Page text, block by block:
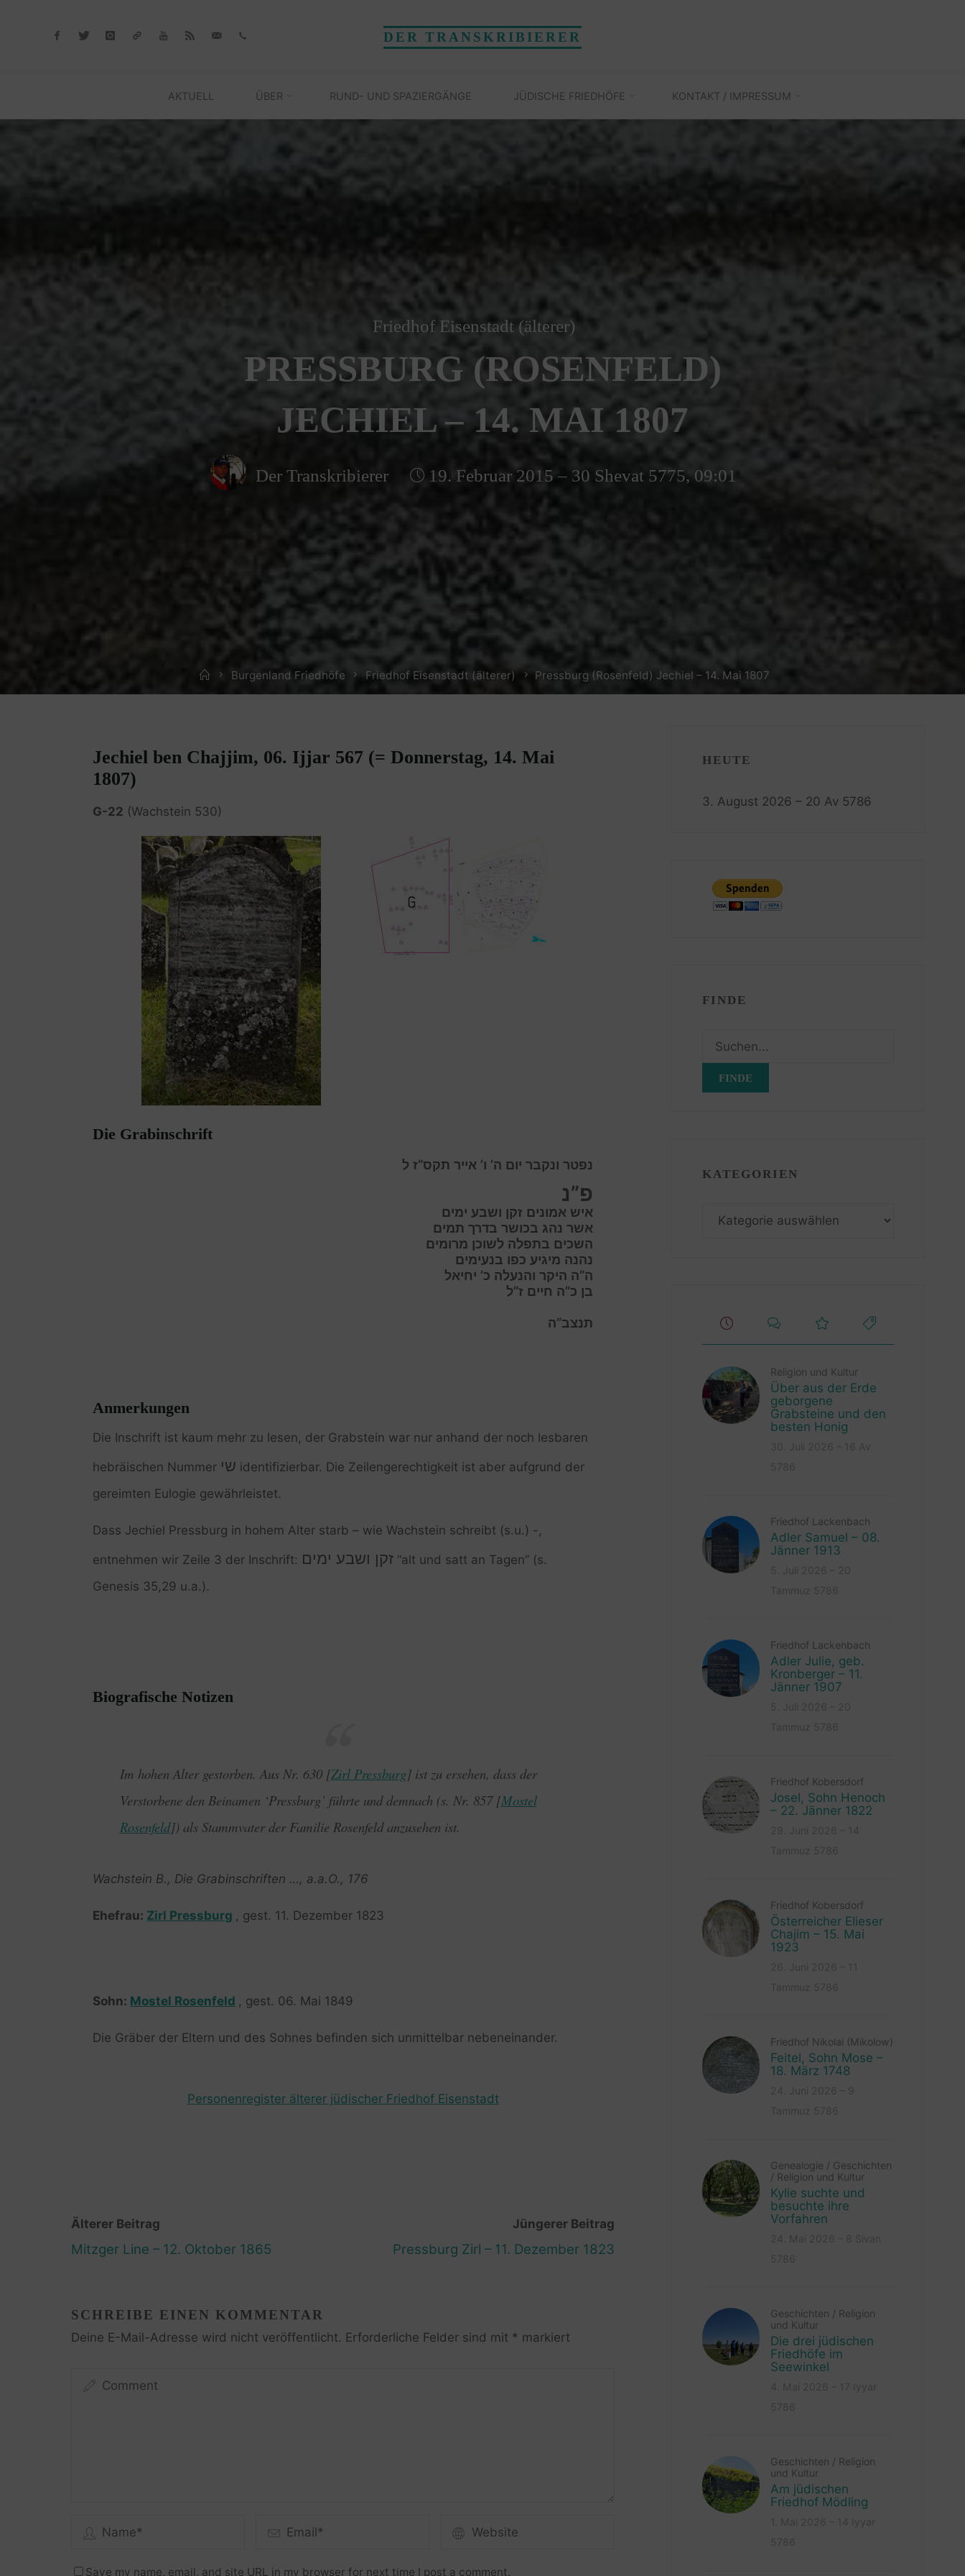
DER TRANSKRIBIERER
AKTUELL ÜBER RUND- UND SPAZIERGÄNGE JÜDISCHE FRIEDHÖFE KONTAKT / IMPRESSUM
Friedhof Eisenstadt (älterer)
PRESSBURG (ROSENFELD)
JECHIEL – 14. MAI 1807
Der Transkribierer 19. Februar 2015 – 30 Shevat 5775, 09:01
HomeBurgenland Friedhöfe Friedhof Eisenstadt (älterer) Pressburg (Rosenfeld) Jechiel – 14. Mai 1807
Jechiel ben Chajjim, 06. Ijjar 567 (= Donnerstag, 14. Mai
1807)
G-22 (Wachstein 530)
Die Grabinschrift
נפטר ונקבר יום ה’ ו’ אייר תקס”ז ל
פ”נ
איש אמונים זקן ושבע ימים
אשר נהג בכושר בדרך תמים
השכים בתפלה לשוכן מרומים
נהנה מיגיע כפו בנעימים
ה”ה היקר והנעלה כ’ יחיאל
בן כ”ה חיים ז”ל
תנצב”ה
Anmerkungen
Die Inschrift ist kaum mehr zu lesen, der Grabstein war nur anhand der noch lesbaren
hebräischen Nummer שי identifizierbar. Die Zeilengerechtigkeit ist aber aufgrund der
gereimten Eulogie gewährleistet.
Dass Jechiel Pressburg in hohem Alter starb – wie Wachstein schreibt (s.u.) -,
entnehmen wir Zeile 3 der Inschrift: זקן ושבע ימים“alt und satt an Tagen” (s.
Genesis 35,29 u.a.).
Biografische Notizen
Im hohen Alter gestorben. Aus Nr. 630 [Zirl Pressburg] ist zu ersehen, dass der
Verstorbene den Beinamen ‘Pressburg’ führte und demnach (s. Nr. 857 [Mostel
Rosenfeld]) als Stammvater der Familie Rosenfeld anzusehen ist.
Wachstein B., Die Grabinschriften …, a.a.O., 176
Ehefrau: Zirl Pressburg , gest. 11. Dezember 1823
Sohn: Mostel Rosenfeld , gest. 06. Mai 1849
Die Gräber der Eltern und des Sohnes befinden sich unmittelbar nebeneinander.
Personenregister älterer jüdischer Friedhof Eisenstadt
Älterer Beitrag
Mitzger Line – 12. Oktober 1865
Jüngerer Beitrag
Pressburg Zirl – 11. Dezember 1823
SCHREIBE EINEN KOMMENTAR
Deine E-Mail-Adresse wird nicht veröffentlicht. Erforderliche Felder sind mit * markiert
Save my name, email, and site URL in my browser for next time I post a comment.
HEUTE
3. August 2026 – 20 Av 5786
FINDE
Suchen
nach:
KATEGORIEN
Kategorien
Religion und Kultur
Über aus der Erde
geborgene
Grabsteine und den
besten Honig
Friedhof Lackenbach
Adler Samuel – 08.
Jänner 1913
Friedhof Lackenbach
Adler Julie, geb.
Kronberger – 11.
Jänner 1907
Friedhof Kobersdorf
Josel, Sohn Henoch
– 22. Jänner 1822
Friedhof Kobersdorf
Österreicher Elieser
Chajim – 15. Mai
1923
Friedhof Nikolai (Mikolow)
Feitel, Sohn Mose –
18. März 1748
Genealogie / Geschichten
/ Religion und Kultur
Kylie suchte und
besuchte ihre
Vorfahren
Geschichten / Religion
und Kultur
Die drei jüdischen
Friedhöfe im
Seewinkel
Geschichten / Religion
und Kultur
Am jüdischen
Friedhof Mödling